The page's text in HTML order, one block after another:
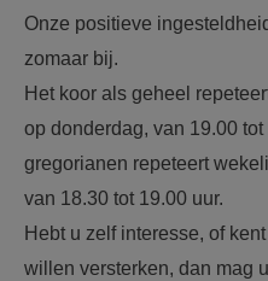
Onze positieve
zomaar bij.
Het koor als geheel
op donderdag, van 19.00
gregorianen repeteert
van 18.30 tot 19.00 uur.
Hebt u zelf interesse, of
willen versterken, dan mag